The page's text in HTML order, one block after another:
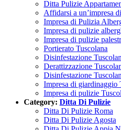
Ditta Pulizie
Affidarsi a un’impresa
Impresa di Pulizia
Impresa di pulizie
Impresa di pulizie
Portierato Tuscolana
Disinfestazione
Derattizzazione
Disinfestazione
Impresa di giardinaggio
Impresa di pulizie
Category: Ditta Di Pulizie
Ditta Di Pulizie Roma
Ditta Di Pulizie Agosta